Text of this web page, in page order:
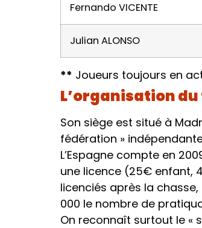
Fernando VICENTE
Julian ALONSO
** Joueurs toujours en
L’organisation du
Son siège est situé à
fédération »
L’Espagne compte en
une licence (25€ enfant,
licenciés après la chasse,
000 le nombre de
On reconnaît surtout le «